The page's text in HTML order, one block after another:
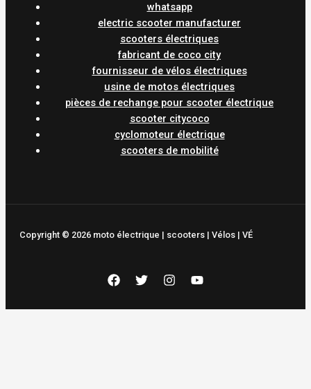
whatsapp
electric scooter manufacturer
scooters électriques
fabricant de coco city
fournisseur de vélos électriques
usine de motos électriques
pièces de rechange pour scooter électrique
scooter citycoco
cyclomoteur électrique
scooters de mobilité
Copyright © 2026 moto électrique | scooters | Vélos | VÉ